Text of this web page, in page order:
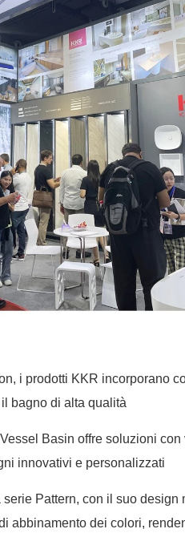
i prodotti KKR incorporano
bagno di alta qualità
Basin offre soluzioni
innovativi e personalizzati
Pattern, con il suo
abbinamento dei colori,